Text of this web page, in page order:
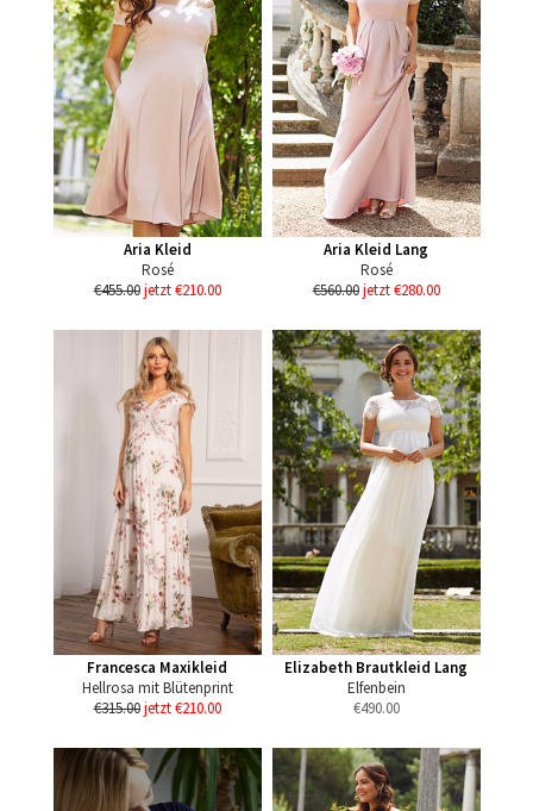
Aria Kleid
Rosé
€455.00 jetzt €210.00
Aria Kleid Lang
Rosé
€560.00 jetzt €280.00
Francesca Maxikleid
Hellrosa mit Blütenprint
€315.00 jetzt €210.00
Elizabeth Brautkleid Lang
Elfenbein
€490.00